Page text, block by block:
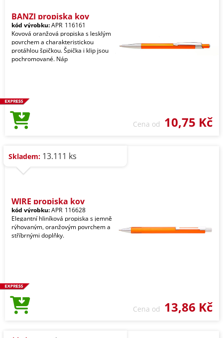
BANZI propiska kov
kód výrobku:APR_116161
Kovová oranžová propiska s lesklým
povrchem a charakteristickou
protáhlou špičkou. Špička i klip jsou
pochromované. Náp
Cena od 10,75 Kč
Skladem: 13.111 ks
WIRE propiska kov
kód výrobku:APR_116628
Elegantní hliníková propiska s jemně
rýhovaným, oranžovým povrchem a
stříbrnými doplňky.
Cena od 13,86 Kč